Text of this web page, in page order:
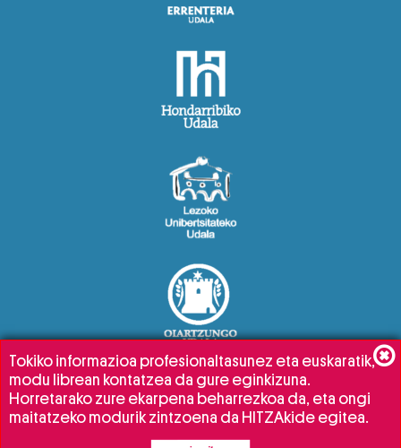
Tokiko informazioa profesionaltasunez eta euskaratik,
modu librean kontatzea da gure eginkizuna.
Horretarako zure ekarpena beharrezkoa da, eta ongi
maitatzeko modurik zintzoena da HITZAkide egitea.